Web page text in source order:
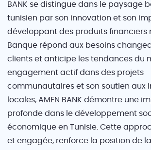
BANK se distingue dans le paysage
tunisien par son innovation et son
développant des produits financiers
Banque répond aux besoins
clients et anticipe les tendances du
engagement actif dans des projets
communautaires et son soutien aux
locales, AMEN BANK démontre une
profonde dans le développement
économique en Tunisie. Cette
et engagée, renforce la position de